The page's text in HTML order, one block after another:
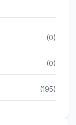
(0)
(0)
(195)